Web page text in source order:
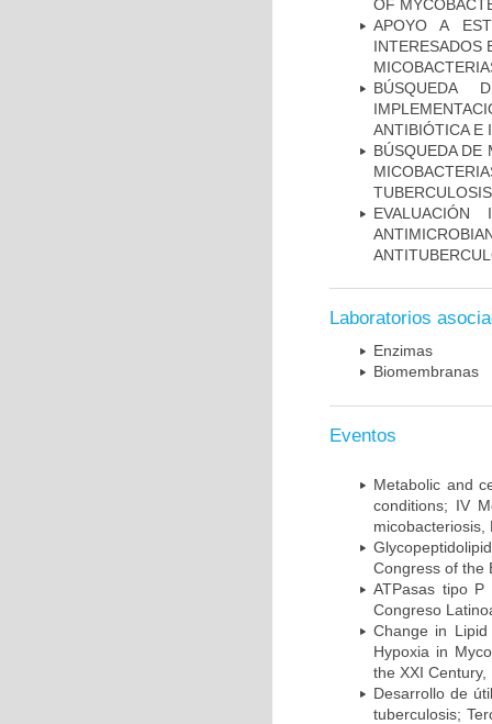
OF
APOYO A
INTERESADOS
BÚSQUEDA
ANTIBIÓTICA E
BÚSQUEDA DE
Laboratorios
Enzimas
Biomembranas
Eventos
Metabolic and
conditions; IV
micobacteriosis,
Congress of the
ATPasas tipo P
Congreso
Change in
Hypoxia in
the XXI
Desarrollo de
tuberculosis;